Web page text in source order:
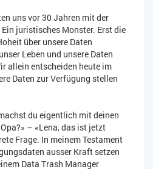
uns vor 30 Jahren mit der
juristisches Monster. Erst die
über unsere Daten
Leben und unsere Daten
allein entscheiden heute im
Daten zur Verfügung stellen
du eigentlich mit deinen
– «Lena, das ist jetzt
Frage. In meinem Testament
ausser Kraft setzen
Data Trash Manager